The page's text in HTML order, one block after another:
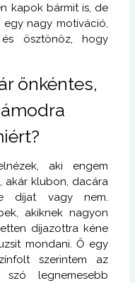
kapok bármit is, de
egy nagy motiváció,
ösztönöz, hogy
önkéntes,
aki engem
akár klubon, dacára
díjat vagy nem.
akiknek nagyon
díjazottra kéne
mondani. Ő egy
szerintem az
legnemesebb